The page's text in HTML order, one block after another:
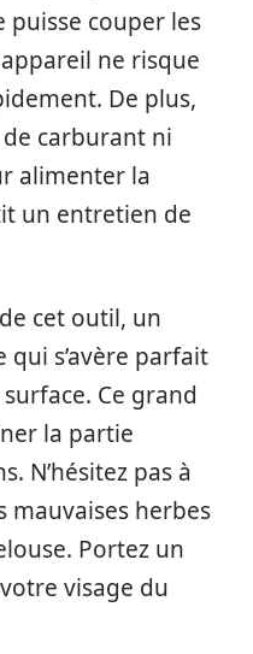
puisse couper les
ne risque
De plus,
de carburant ni
alimenter la
un entretien de
cet outil, un
qui s’avère parfait
Ce grand
la partie
N’hésitez pas à
mauvaises herbes
Portez un
visage du